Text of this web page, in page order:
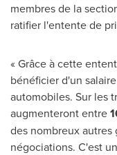
membres de la
ratifier l'entente de
« Grâce à cette
bénéficier d'un
automobiles. Sur les
augmenteront entre
des nombreux
négociations. C'est